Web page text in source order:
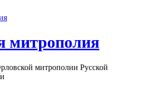
митрополия
митрополии Русской